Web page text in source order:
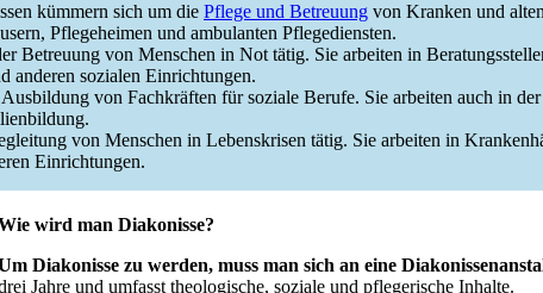
kümmern sich um die Pflege und Betreuung von Kranken und alten
Pflegeheimen und ambulanten Pflegediensten.
Betreuung von Menschen in Not tätig. Sie arbeiten in
anderen sozialen Einrichtungen.
von Fachkräften für soziale Berufe. Sie arbeiten auch in der
von Menschen in Lebenskrisen tätig. Sie arbeiten in
Einrichtungen.
wird man Diakonisse?
Diakonisse zu werden, muss man sich an eine
Jahre und umfasst theologische, soziale und pflegerische Inhalte.